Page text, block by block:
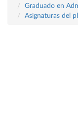
Graduado en
Asignaturas del